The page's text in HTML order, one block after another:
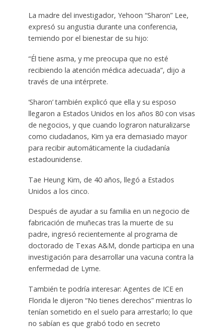
La madre del investigador, Yehoon “Sharon” Lee,
expresó su angustia durante una conferencia,
temiendo por el bienestar de su hijo:
“Él tiene asma, y me preocupa que no esté
recibiendo la atención médica adecuada”, dijo a
través de una intérprete.
‘Sharon’ también explicó que ella y su esposo
llegaron a Estados Unidos en los años 80 con visas
de negocios, y que cuando lograron naturalizarse
como ciudadanos, Kim ya era demasiado mayor
para recibir automáticamente la ciudadanía
estadounidense.
Tae Heung Kim, de 40 años, llegó a Estados
Unidos a los cinco.
Después de ayudar a su familia en un negocio de
fabricación de muñecas tras la muerte de su
padre, ingresó recientemente al programa de
doctorado de Texas A&M, donde participa en una
investigación para desarrollar una vacuna contra la
enfermedad de Lyme.
También te podría interesar: Agentes de ICE en
Florida le dijeron “No tienes derechos” mientras lo
tenían sometido en el suelo para arrestarlo; lo que
no sabían es que grabó todo en secreto